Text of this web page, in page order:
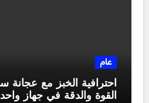
عام
القوة والدقة في جهاز واحد